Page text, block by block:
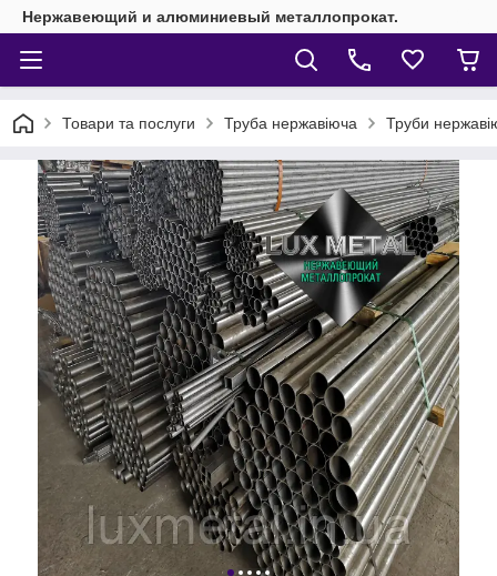
Нержавеющий и алюминиевый металлопрокат.
Товари та послуги Труба нержавіюча Труби